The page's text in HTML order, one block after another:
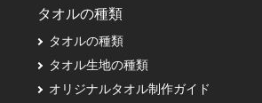
タオルの種類
タオルの種類
タオル生地の種類
オリジナルタオル制作ガイド